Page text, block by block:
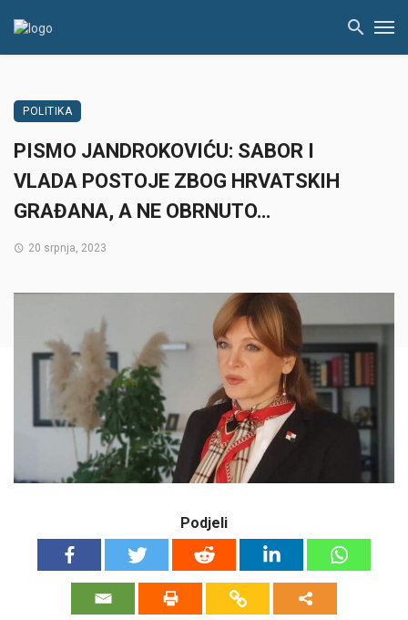
POLITIKA
PISMO JANDROKOVIĆU: SABOR I
VLADA POSTOJE ZBOG HRVATSKIH
GRAĐANA, A NE OBRNUTO…
20 srpnja, 2023
Podjeli